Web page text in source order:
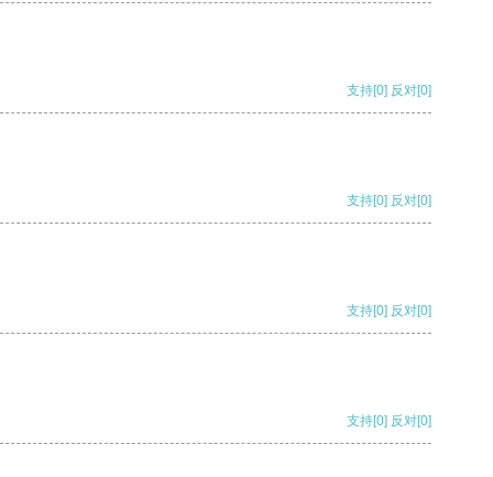
支持[0] 反对[0]
支持[0] 反对[0]
支持[0] 反对[0]
支持[0] 反对[0]